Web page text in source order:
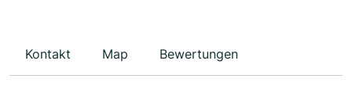
Kontakt Map Bewertungen